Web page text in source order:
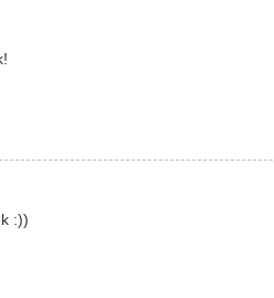
:))